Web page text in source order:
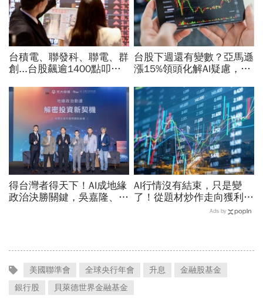
台積電、聯發科、聯電、群
創...台股飆逾1400點叩關
龍先挑2檔「便當股」
台股下週還有變數？亞馬遜
漲15%領頭化解AI疑慮，美
下殺逾千點？
得台灣者得天下！AI成地緣
政治決勝關鍵，吳嘉隆、胡
AI行情沒有結束，只是變
了！從題材炒作走向獲利驗
證，防禦型配置成關鍵
Ads by
美國聯準會 全球央行年會 升息
金融股基金
銀行股
貝萊德世界金融基金